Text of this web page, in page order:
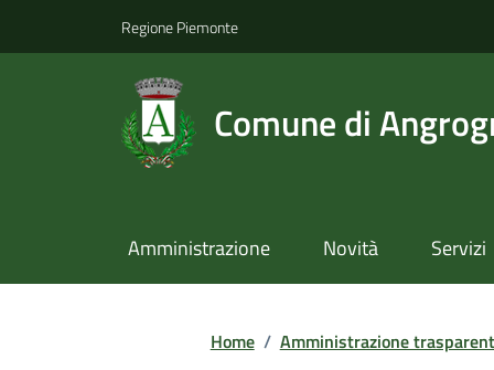
Regione Piemonte
Comune di
Amministrazione Novità Servizi
Home / Amministrazione